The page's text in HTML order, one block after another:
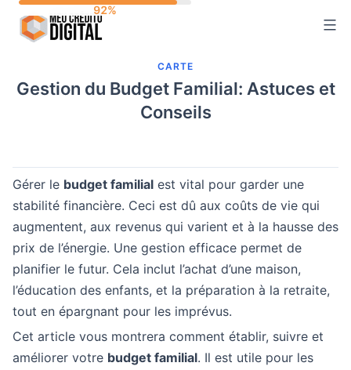
CARTE
Gestion du Budget Familial: Astuces et
Conseils
Gérer le budget familial est vital pour garder une
stabilité financière. Ceci est dû aux coûts de vie qui
augmentent, aux revenus qui varient et à la hausse des
prix de l’énergie. Une gestion efficace permet de
planifier le futur. Cela inclut l’achat d’une maison,
l’éducation des enfants, et la préparation à la retraite,
tout en épargnant pour les imprévus.
Cet article vous montrera comment établir, suivre et
améliorer votre budget familial. Il est utile pour les